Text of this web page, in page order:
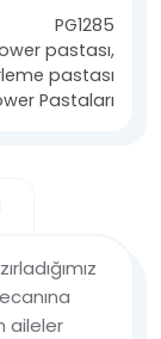
PG1285
pastası,
pastası
Pastaları
aileler